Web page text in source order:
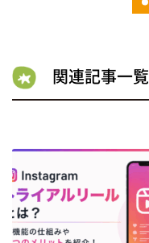
関連記事一覧